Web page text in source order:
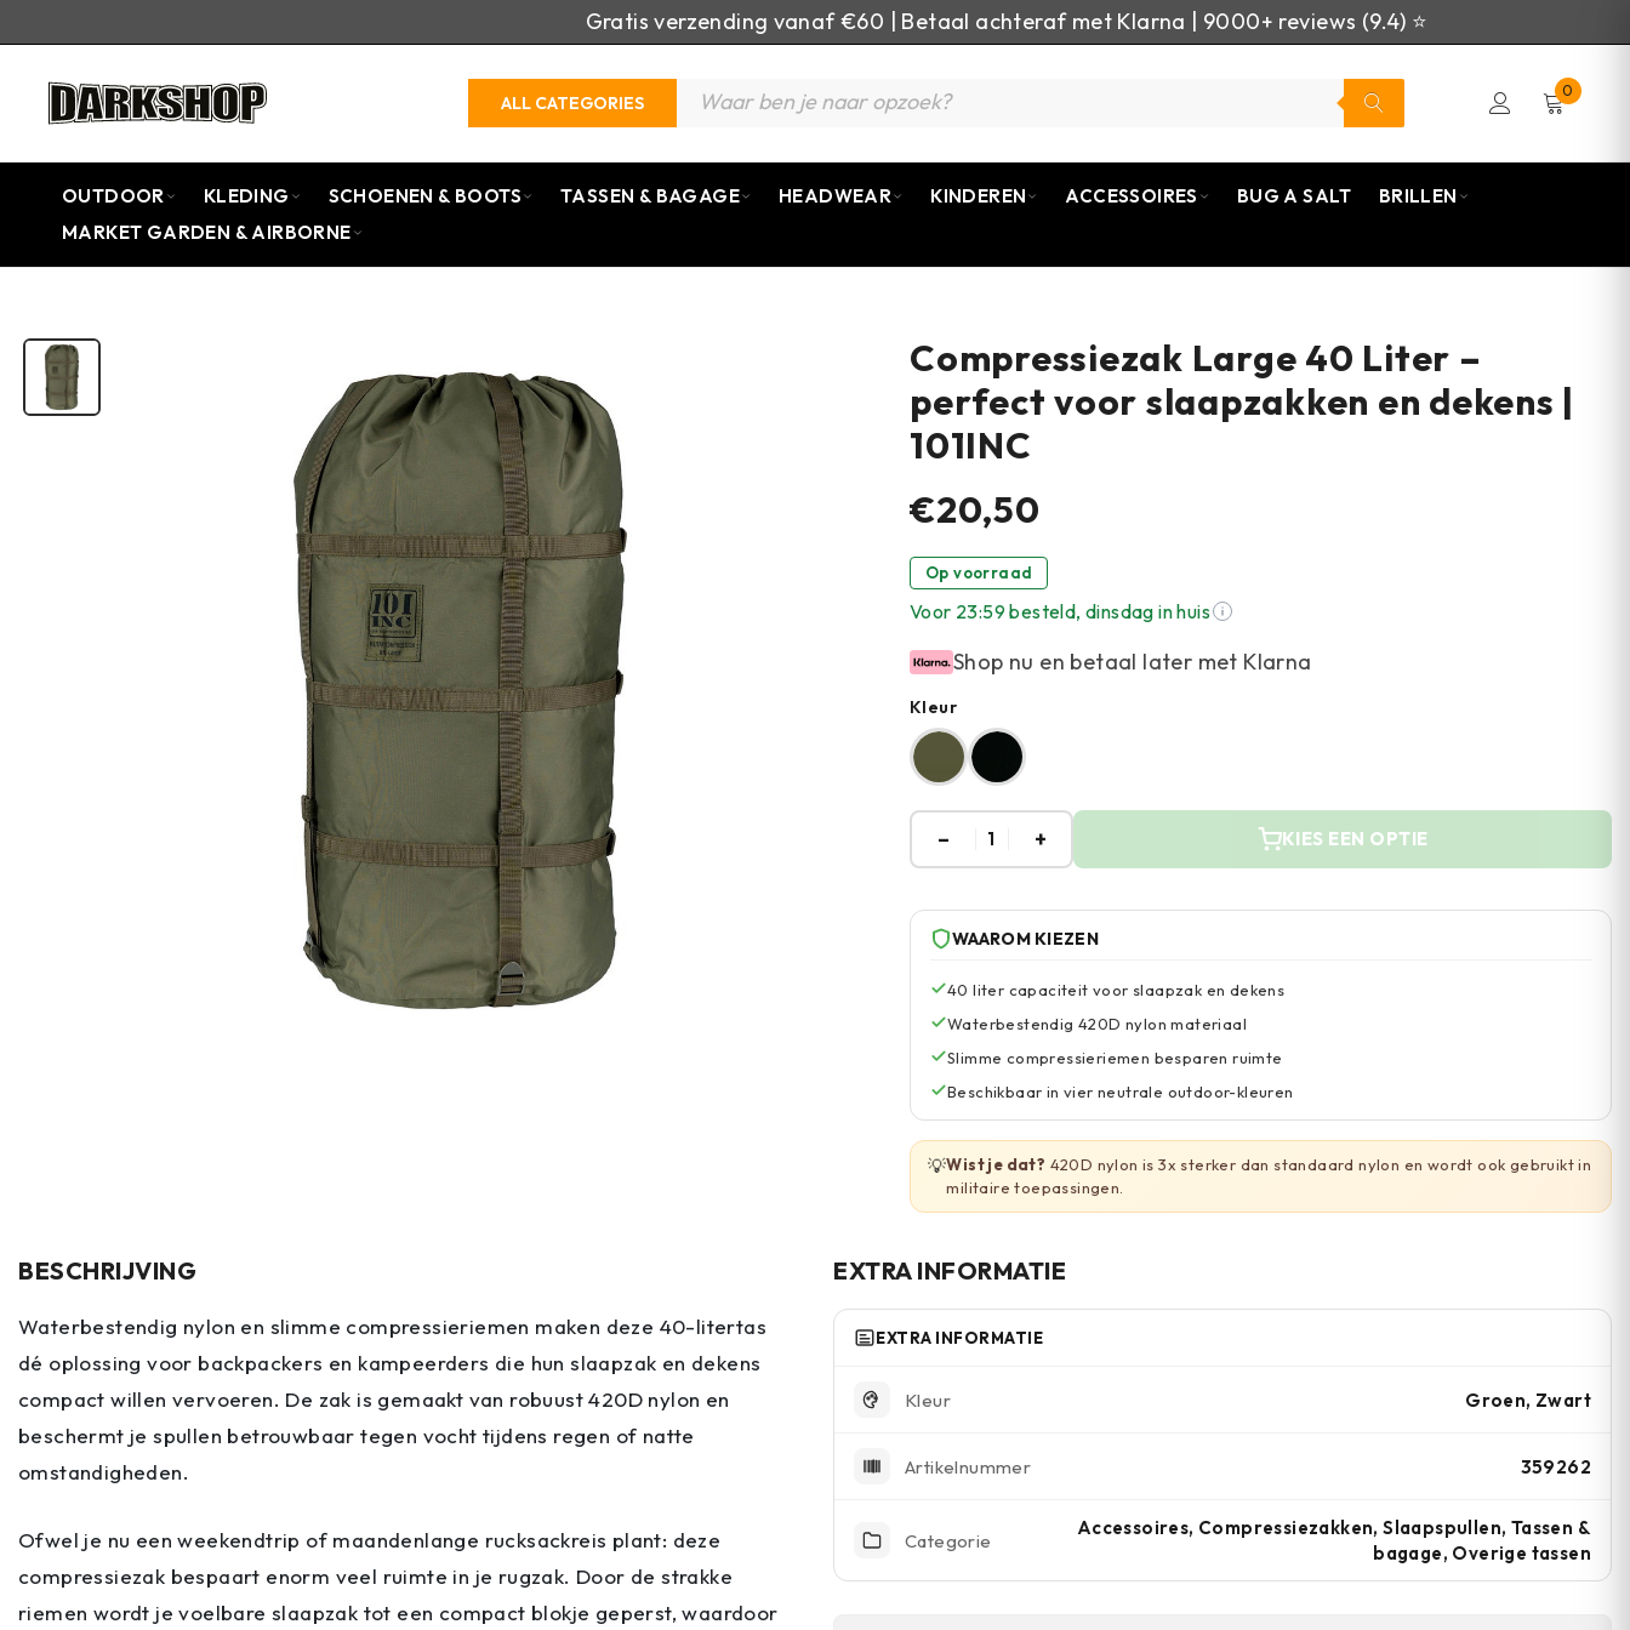
Gratis verzending vanaf €60 | Betaal achteraf met Klarna | 9000+ reviews (9.4) ⭐
ALL CATEGORIES
0
OUTDOOR KLEDING SCHOENEN & BOOTS TASSEN & BAGAGE HEADWEAR KINDEREN ACCESSOIRES BUG A SALT
BRILLEN
MARKET GARDEN & AIRBORNE
Compressiezak Large 40 Liter –
perfect voor slaapzakken en dekens |
101INC
€20,50
Op voorraad
Voor 23:59 besteld, dinsdag in huis
Shop nu en betaal later met Klarna
Kleur
– 1 + KIES EEN OPTIE
WAAROM KIEZEN
40 liter capaciteit voor slaapzak en dekens
Waterbestendig 420D nylon materiaal
Slimme compressieriemen besparen ruimte
Beschikbaar in vier neutrale outdoor-kleuren
💡Wist je dat? 420D nylon is 3x sterker dan standaard nylon en wordt ook gebruikt in
militaire toepassingen.
BESCHRIJVING
Waterbestendig nylon en slimme compressieriemen maken deze 40-litertas
dé oplossing voor backpackers en kampeerders die hun slaapzak en dekens
compact willen vervoeren. De zak is gemaakt van robuust 420D nylon en
beschermt je spullen betrouwbaar tegen vocht tijdens regen of natte
omstandigheden.
Ofwel je nu een weekendtrip of maandenlange rucksackreis plant: deze
compressiezak bespaart enorm veel ruimte in je rugzak. Door de strakke
riemen wordt je voelbare slaapzak tot een compact blokje geperst, waardoor
EXTRA INFORMATIE
EXTRA INFORMATIE
Kleur Groen, Zwart
Artikelnummer 359262
Categorie
Accessoires, Compressiezakken, Slaapspullen, Tassen &
bagage, Overige tassen